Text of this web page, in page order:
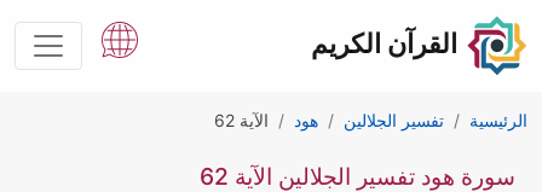
القرآن الكريم
الرئيسية تفسير الجلالين هود الآية 62
سورة هود تفسير الجلالين الآية 62